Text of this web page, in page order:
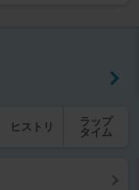
ヒストリ
ラップ
タイム